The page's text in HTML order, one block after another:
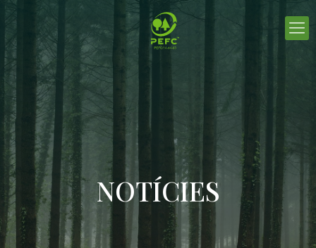
NOTÍCIES